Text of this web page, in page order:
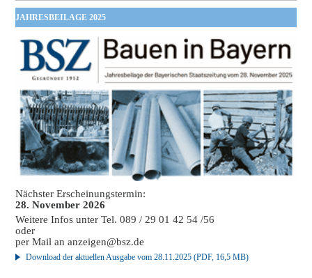
JAHRESBEILAGE 2025
Nächster Erscheinungstermin:
28. November 2026
Weitere Infos unter Tel. 089 / 29 01 42 54 /56
oder
per Mail ananzeigen@bsz.de
Download der aktuellen Ausgabe vom 28.11.2025 (PDF, 16,5 MB)